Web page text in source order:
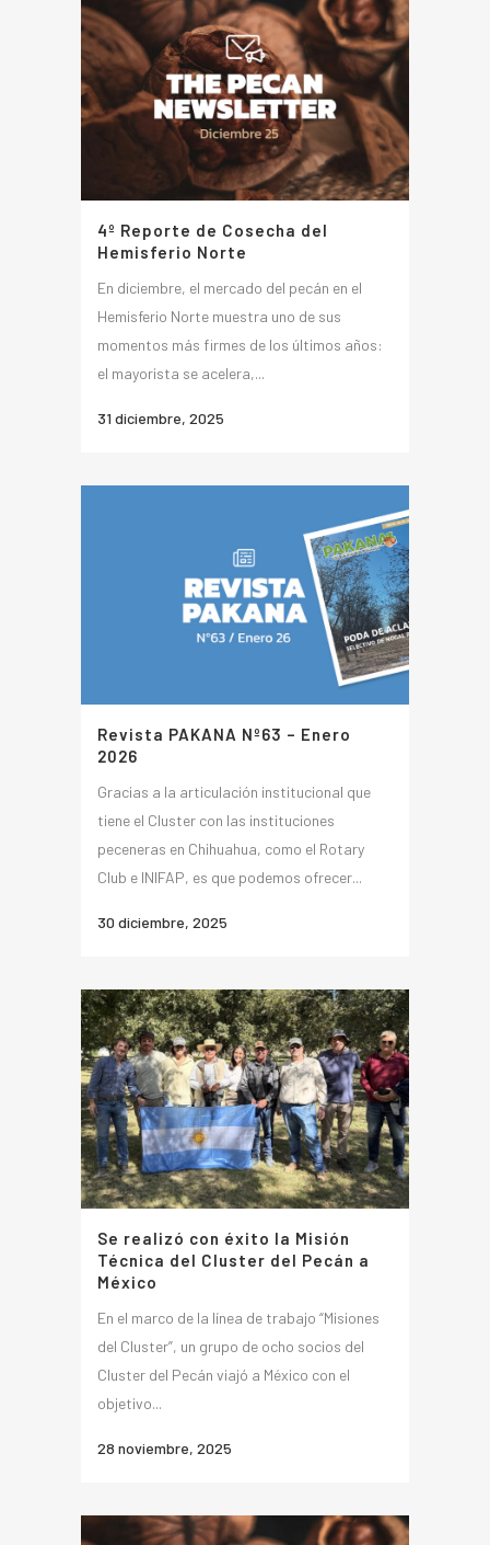
4º Reporte de Cosecha del
Hemisferio Norte
En diciembre, el mercado del pecán en el
Hemisferio Norte muestra uno de sus
momentos más firmes de los últimos años:
el mayorista se acelera,...
31 diciembre, 2025
Revista PAKANA Nº63 – Enero
2026
Gracias a la articulación institucional que
tiene el Cluster con las instituciones
peceneras en Chihuahua, como el Rotary
Club e INIFAP, es que podemos ofrecer...
30 diciembre, 2025
Se realizó con éxito la Misión
Técnica del Cluster del Pecán a
México
En el marco de la línea de trabajo “Misiones
del Cluster”, un grupo de ocho socios del
Cluster del Pecán viajó a México con el
objetivo...
28 noviembre, 2025